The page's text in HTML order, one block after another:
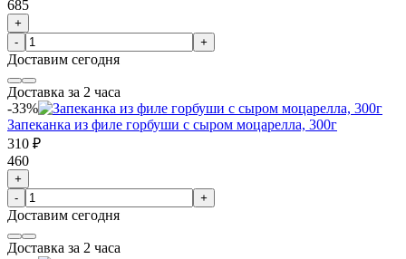
685
+
-
+
Доставим сегодня
Доставка за 2 часа
-33%
Запеканка из филе горбуши с сыром моцарелла, 300г
310 ₽
460
+
-
+
Доставим сегодня
Доставка за 2 часа